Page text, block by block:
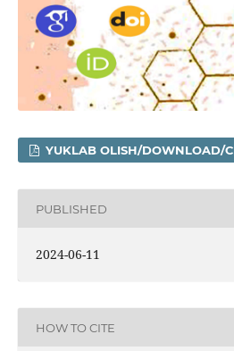
YUKLAB OLISH/
PUBLISHED
2024-06-11
HOW TO CITE